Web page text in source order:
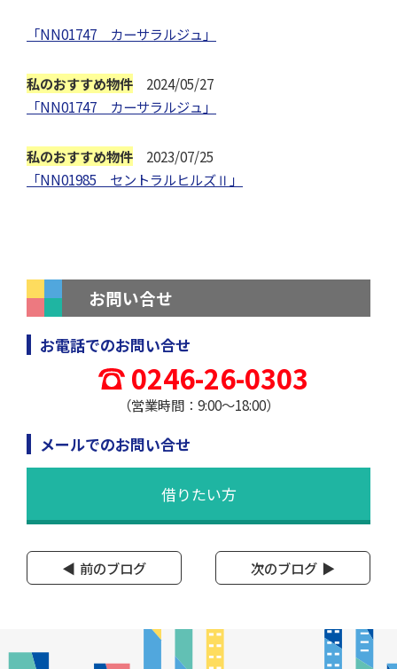
「NN01747 カーサラルジュ」
私のおすすめ物件 2024/05/27
「NN01747 カーサラルジュ」
私のおすすめ物件 2023/07/25
「NN01985 セントラルヒルズⅡ」
お問い合せ
お電話でのお問い合せ
0246-26-0303
（営業時間：9:00～18:00）
メールでのお問い合せ
借りたい方
前のブログ 次のブログ